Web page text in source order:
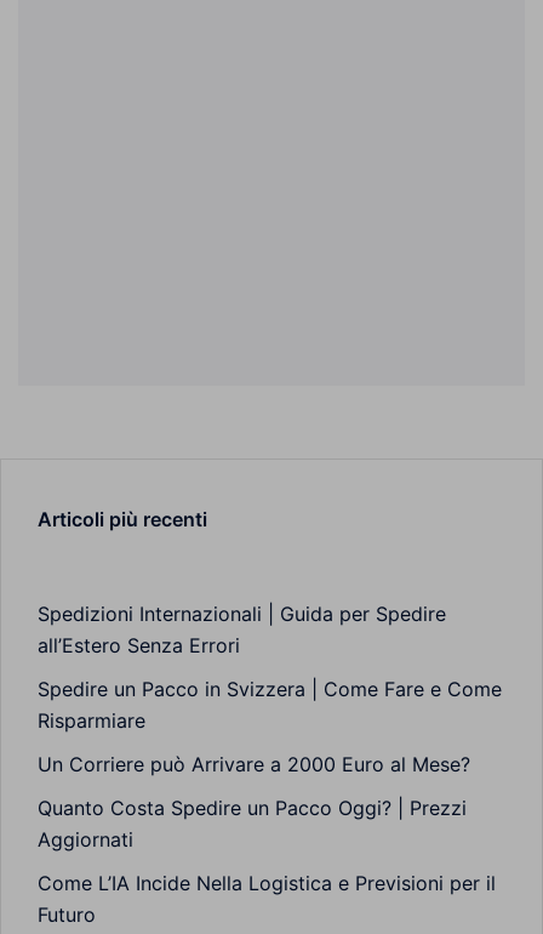
Articoli più recenti
Spedizioni Internazionali | Guida per Spedire
all’Estero Senza Errori
Spedire un Pacco in Svizzera | Come Fare e Come
Risparmiare
Un Corriere può Arrivare a 2000 Euro al Mese?
Quanto Costa Spedire un Pacco Oggi? | Prezzi
Aggiornati
Come L’IA Incide Nella Logistica e Previsioni per il
Futuro